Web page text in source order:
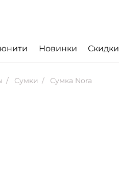
Новинки Скидки
Сумки Сумка Nora